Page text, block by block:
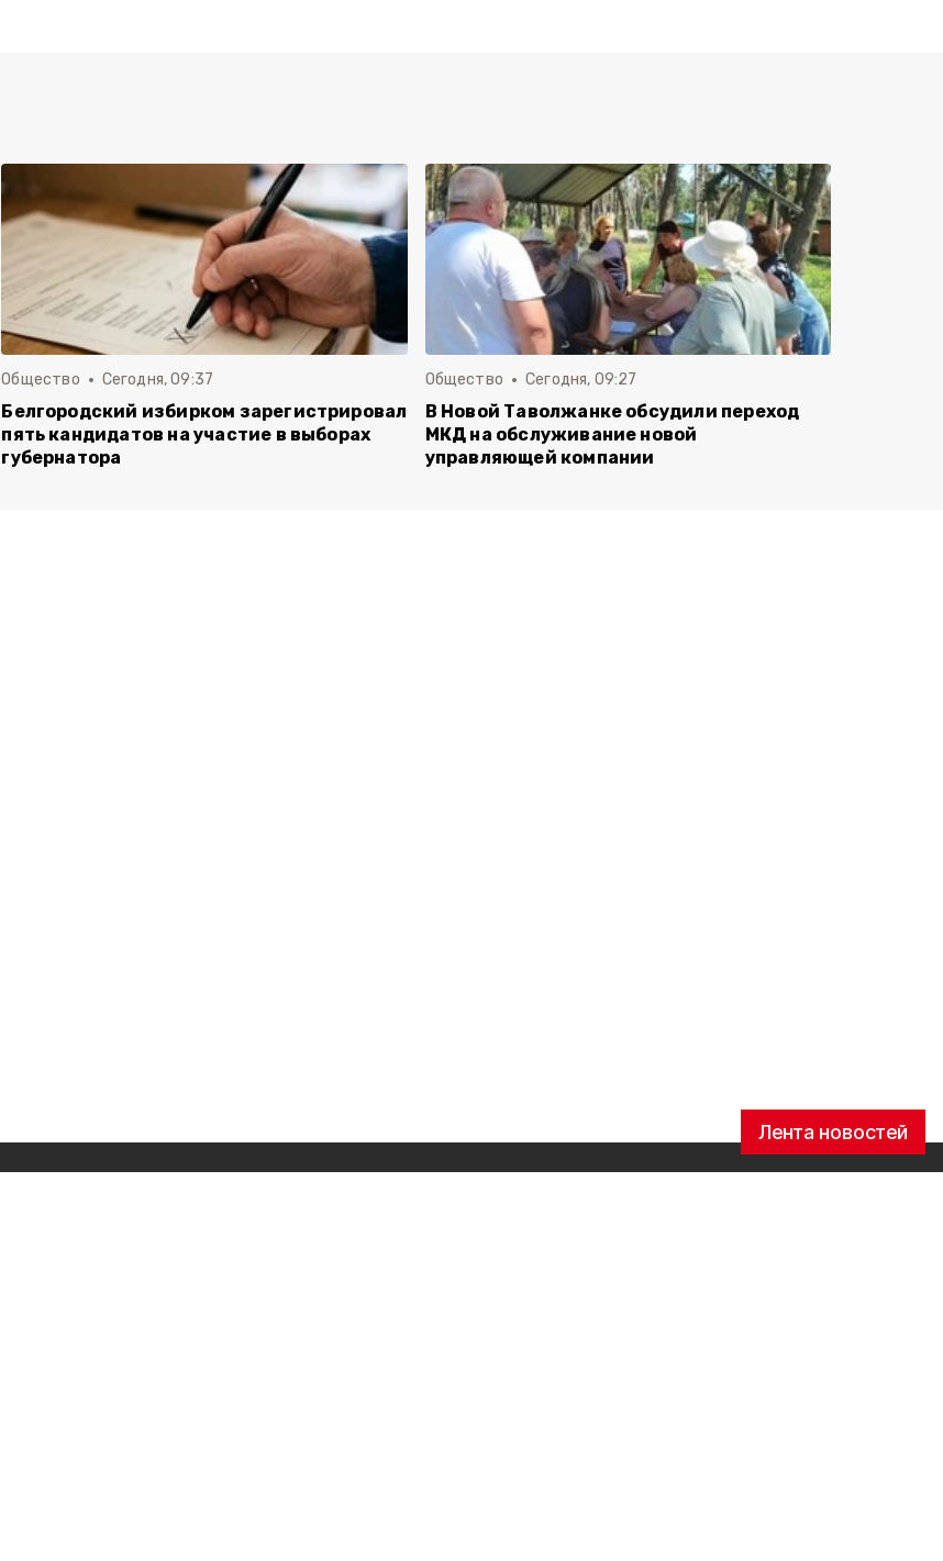
Лента новостей
Общество Сегодня, 09:37
Белгородский избирком зарегистрировал
пять кандидатов на участие в выборах
губернатора
Общество Сегодня, 09:27
В Новой Таволжанке обсудили переход
МКД на обслуживание новой
управляющей компании